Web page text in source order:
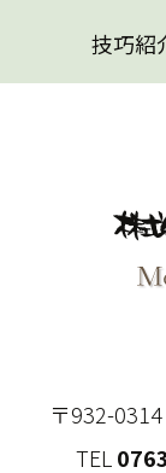
技巧紹
〒932-
TEL